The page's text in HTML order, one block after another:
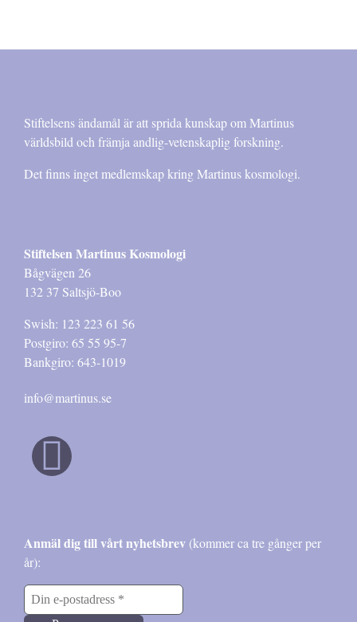
Stiftelsens ändamål är att sprida kunskap om Martinus
världsbild och främja andlig-vetenskaplig forskning.
Det finns inget medlemskap kring Martinus kosmologi.
Stiftelsen Martinus Kosmologi
Bågvägen 26
132 37 Saltsjö-Boo
Swish: 123 223 61 56
Postgiro: 65 55 95-7
Bankgiro: 643-1019
info@martinus.se
Anmäl dig till vårt nyhetsbrev (kommer ca tre gånger per
år):